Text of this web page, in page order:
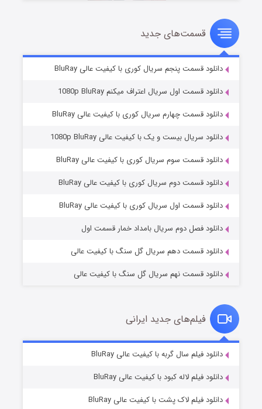
سریال زشت
قسمت۲ (زیرنویس) منتشر شد
مردگان متحرک: شهر مرده ۳
قسمت۲ (زیرنویس) منتشر شد
قسمت۷ (زیرنویس) منتشر شد
قسمت‌های جدید
دانلود قسمت پنجم سریال کوری با کیفیت عالی BluRay
دانلود قسمت اول سریال اعتراف میکنم 1080p BluRay
دانلود قسمت چهارم سریال کوری با کیفیت عالی BluRay
دانلود سریال بیست و یک با کیفیت عالی 1080p BluRay
دانلود قسمت سوم سریال کوری با کیفیت عالی BluRay
دانلود قسمت دوم سریال کوری با کیفیت عالی BluRay
دانلود قسمت اول سریال کوری با کیفیت عالی BluRay
دانلود فصل دوم سریال بامداد خمار قسمت اول
دانلود قسمت دهم سریال گل سنگ با کیفیت عالی
دانلود قسمت نهم سریال گل سنگ با کیفیت عالی
فیلم‌های جدید ایرانی
دانلود فیلم سال گربه با کیفیت عالی BluRay
دانلود فیلم لاله کبود با کیفیت عالی BluRay
دانلود فیلم لاک پشت با کیفیت عالی BluRay